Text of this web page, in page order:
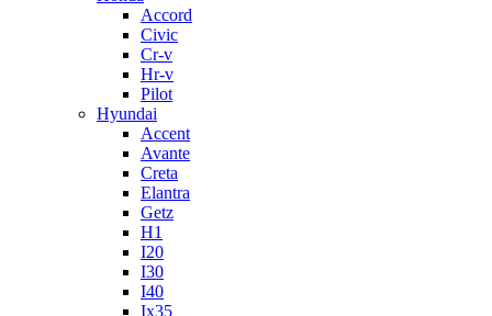
Accord
Civic
Cr-v
Hr-v
Pilot
Hyundai
Accent
Avante
Creta
Elantra
Getz
H1
I20
I30
I40
Ix35